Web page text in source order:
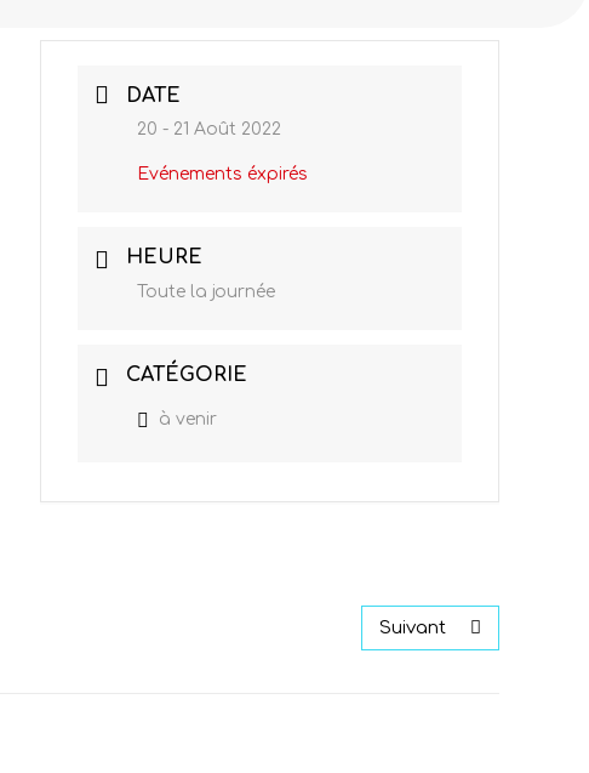
DATE
20 - 21 Août 2022
Evénements éxpirés
HEURE
Toute la journée
CATÉGORIE
à venir
Suivant